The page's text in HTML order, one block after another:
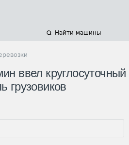
Найти машины
ввел круглосуточный
грузовиков